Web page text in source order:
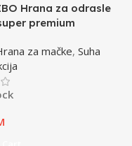
Hrana za odrasle
premium
za mačke,Suha